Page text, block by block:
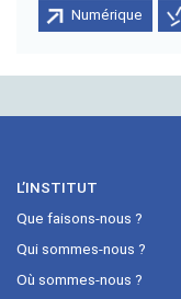
Numérique
L’INSTITUT
Que faisons-nous ?
Qui sommes-nous ?
Où sommes-nous ?